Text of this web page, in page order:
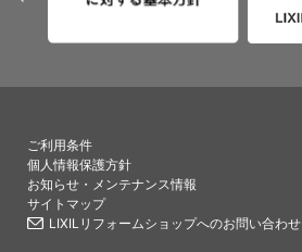
ご利用条件
個人情報保護方針
お知らせ・メンテナンス情報
サイトマップ
LIXILリフォームショップへのお問い合わせ